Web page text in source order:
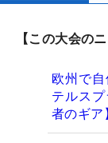
【この大会の
欧州で
テルス
者のギア